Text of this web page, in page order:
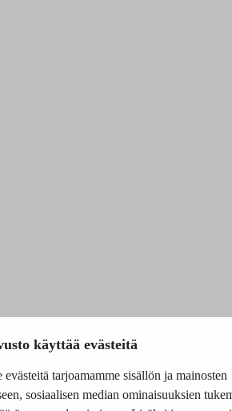
käyttää evästeitä
evästeitä tarjoamamme sisällön ja mainosten
sosiaalisen median ominaisuuksien